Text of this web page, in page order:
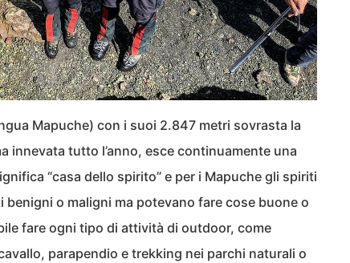
Mapuche) con i suoi 2.847 metri sovrasta la
innevata tutto l’anno, esce continuamente una
“casa dello spirito” e per i Mapuche gli spiriti
o maligni ma potevano fare cose buone o
fare ogni tipo di attività di outdoor, come
parapendio e trekking nei parchi naturali o